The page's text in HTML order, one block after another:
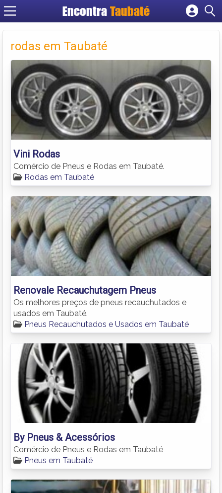
EncontraTaubaté
Cadastrar empresa
Criar conta
rodas em Taubaté
Vini Rodas
Comércio de Pneus e Rodas em Taubaté.
Rodas em Taubaté
Renovale Recauchutagem Pneus
Os melhores preços de pneus recauchutados e
usados em Taubaté.
Pneus Recauchutados e Usados em Taubaté
By Pneus & Acessórios
Comércio de Pneus e Rodas em Taubaté
Pneus em Taubaté